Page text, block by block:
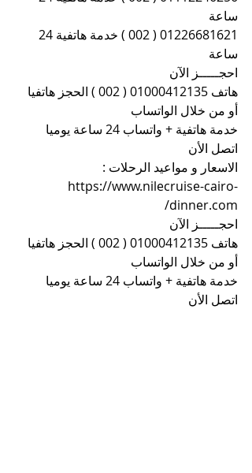
ساعة
ساعة
احجـــــز الآن
هاتف 01000412135 ( 002 ) الحجز هاتفيا
أو من خلال الواتساب
خدمة هاتفية + واتساب 24 ساعة يوميا
اتصل الأن
الاسعار و مواعيد الرحلات :
https://www.nilecruise-cairo-
dinner.com/
احجـــــز الآن
هاتف 01000412135 ( 002 ) الحجز هاتفيا
أو من خلال الواتساب
خدمة هاتفية + واتساب 24 ساعة يوميا
اتصل الأن